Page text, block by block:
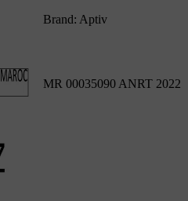
Brand: Aptiv
MR 00035090 ANRT 2022